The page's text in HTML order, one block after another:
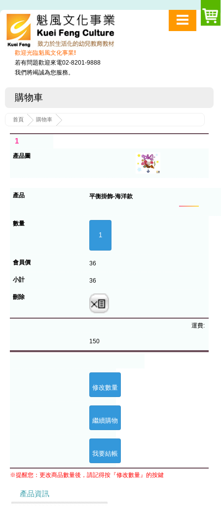
歡迎光臨魁風文化事業!
若有問題歡迎來電02-8201-9888
我們將竭誠為您服務。
購物車
首頁 購物車
1
平衡掛飾-海洋款
36
36
運費:
150
※提醒您：更改商品數量後，請記得按『修改數量』的按鍵
產品資訊